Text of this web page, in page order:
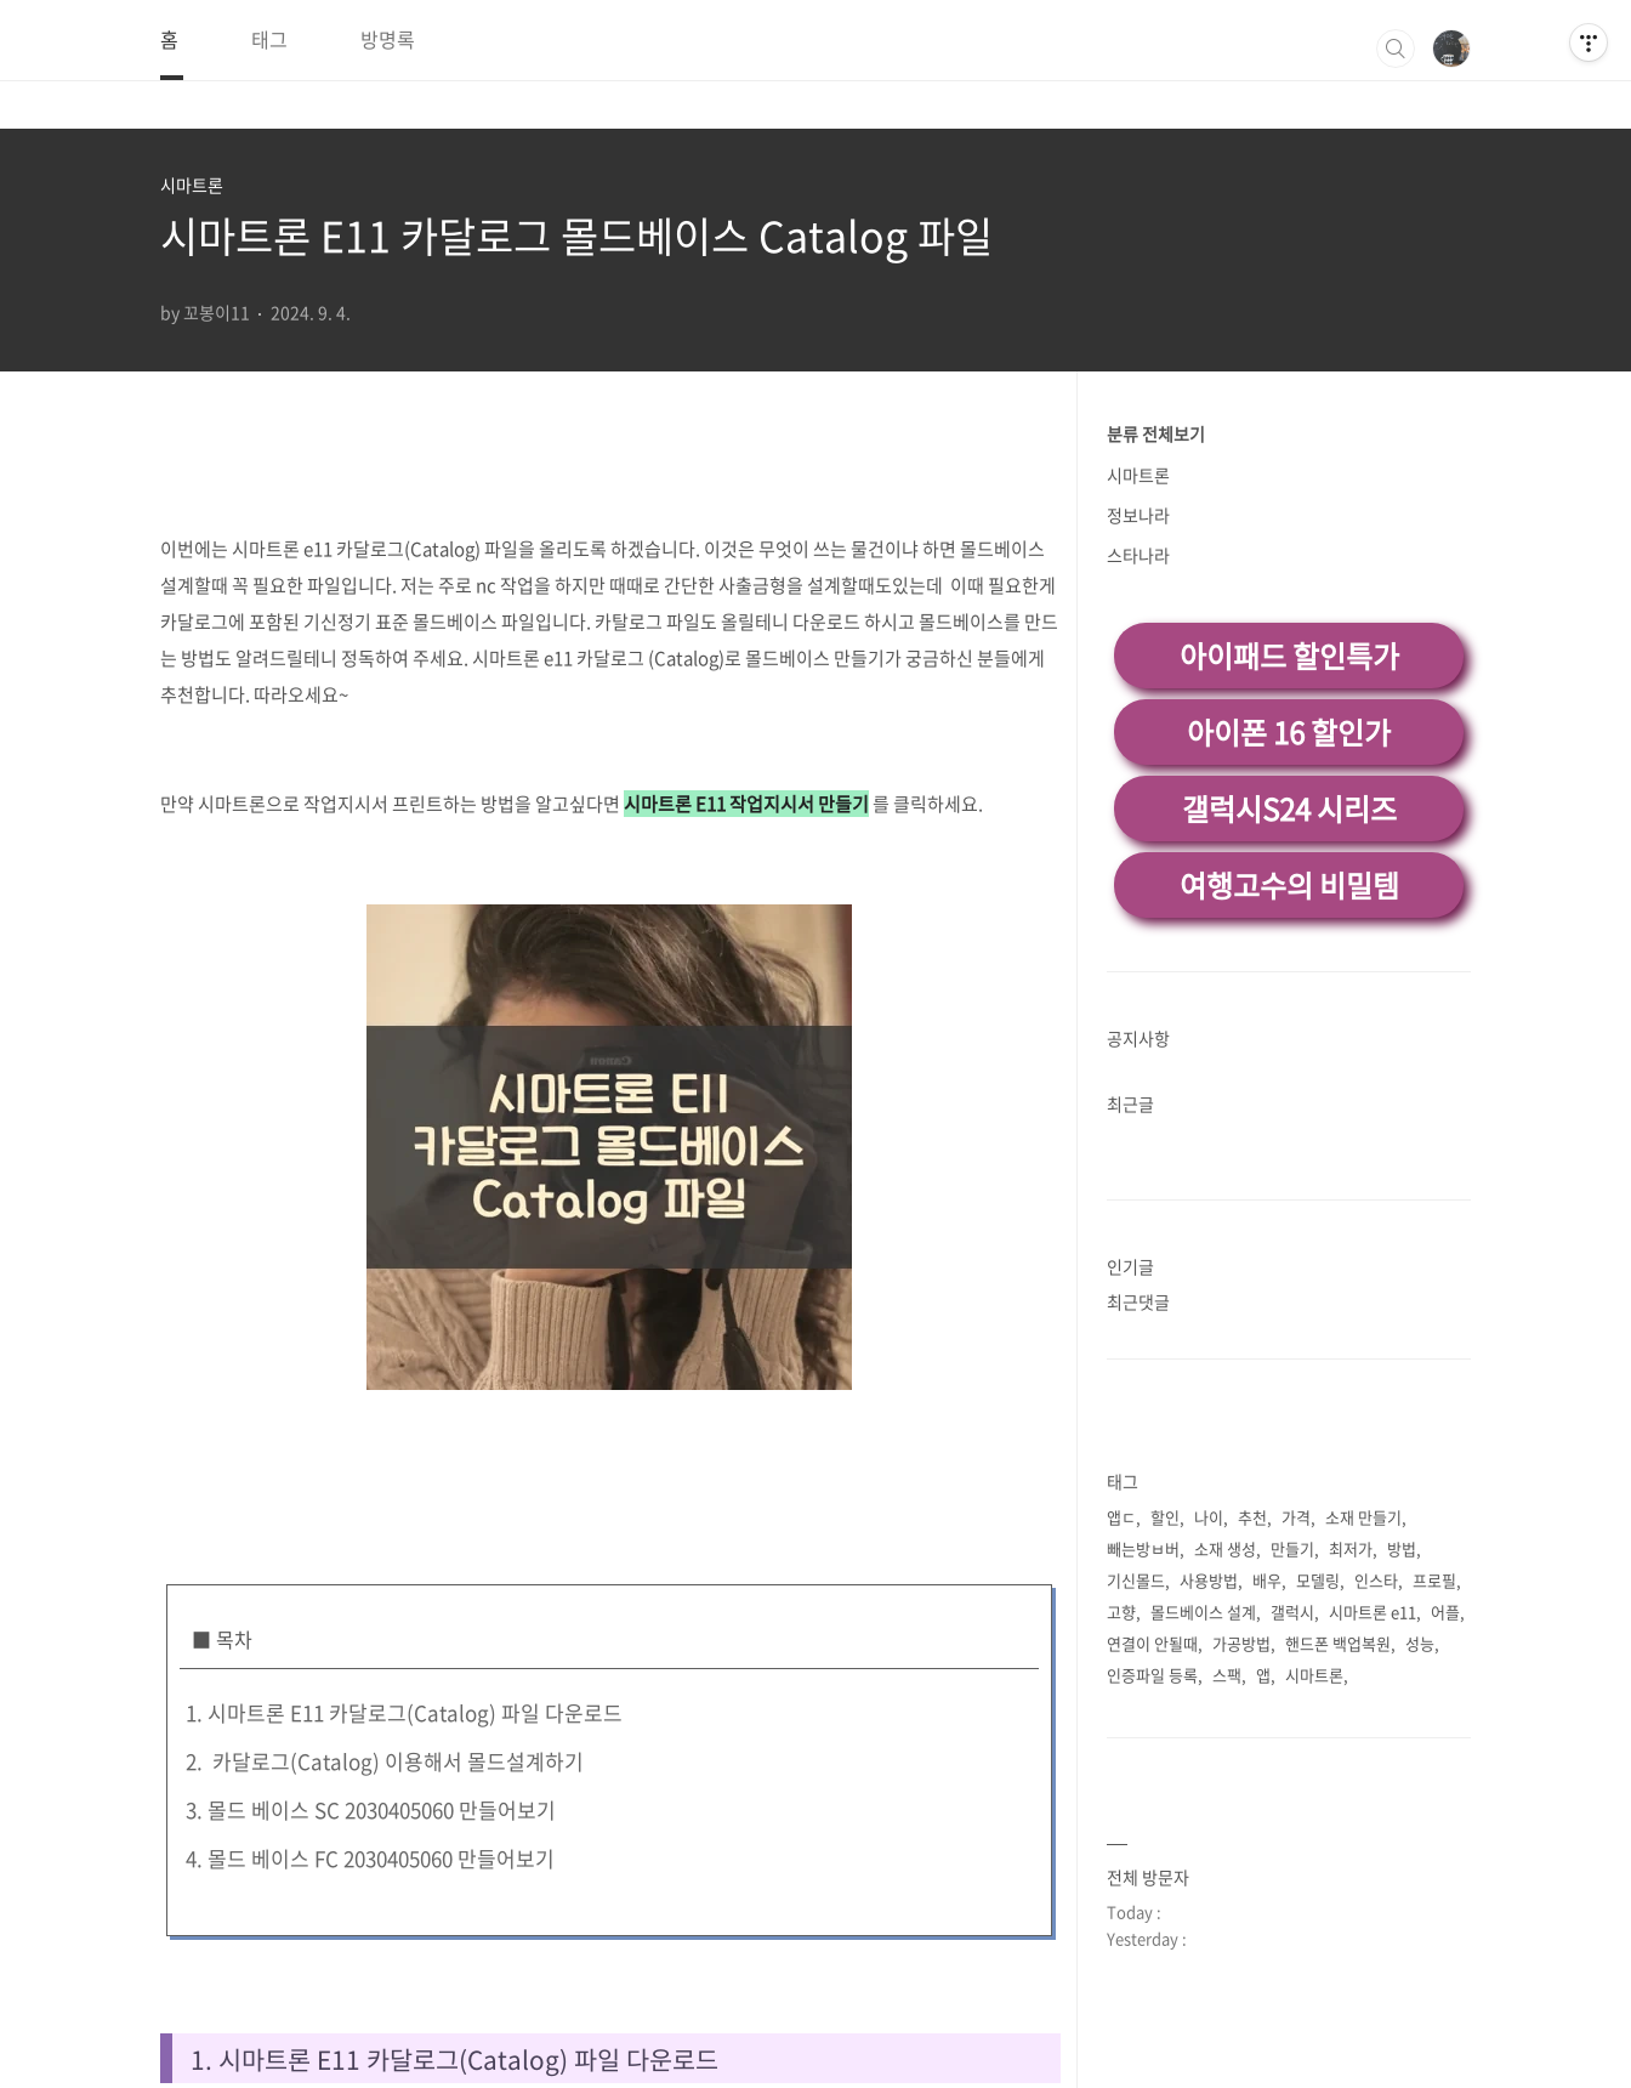
홈 태그 방명록
시마트론
시마트론 E11 카달로그 몰드베이스 Catalog 파일
by 꼬봉이11 2024. 9. 4.
이번에는 시마트론 e11 카달로그(Catalog) 파일을 올리도록 하겠습니다. 이것은 무엇이 쓰는 물건이냐 하면 몰드베이스
설계할때 꼭 필요한 파일입니다. 저는 주로 nc 작업을 하지만 때때로 간단한 사출금형을 설계할때도있는데 이때 필요한게
카달로그에 포함된 기신정기 표준 몰드베이스 파일입니다. 카탈로그 파일도 올릴테니 다운로드 하시고 몰드베이스를 만드
는 방법도 알려드릴테니 정독하여 주세요. 시마트론 e11 카달로그 (Catalog)로 몰드베이스 만들기가 궁금하신 분들에게
추천합니다. 따라오세요~
만약 시마트론으로 작업지시서 프린트하는 방법을 알고싶다면 시마트론 E11 작업지시서 만들기를 클릭하세요.
■ 목차
1. 시마트론 E11 카달로그(Catalog) 파일 다운로드
2. 카달로그(Catalog) 이용해서 몰드설계하기
3. 몰드 베이스 SC 2030405060 만들어보기
4. 몰드 베이스 FC 2030405060 만들어보기
1. 시마트론 E11 카달로그(Catalog) 파일 다운로드
분류 전체보기
시마트론
정보나라
스타나라
아이패드 할인특가
아이폰 16 할인가
갤럭시S24 시리즈
여행고수의 비밀템
공지사항
최근글
인기글
최근댓글
태그
앱ㄷ 할인 나이 추천 가격
소재 만들기
빼는방ㅂ버
소재 생성 만들기 최저가
방법
기신몰드
사용방법 배우 모델링 인스타
프로필
고향
몰드베이스 설계 갤럭시 시마트론 e11
어플
연결이 안될때
가공방법 핸드폰 백업복원
성능
인증파일 등록
스팩 앱 시마트론
전체 방문자
Today :
Yesterday :